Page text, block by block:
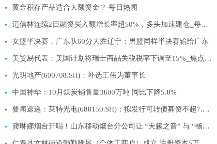
黄金积存产品适合大额资金？ 每日热闻
迈信林连续2日融资买入额增长率超50%，多头加速建仓_每日快播
女篮半决赛，广东队60分大胜辽宁；男篮同样半决赛输给广东
美贸易代表：美国计划将瑞士商品关税税率下调至15%_焦点讯息
光明地产(600708.SH)：补选王伟为董事长
中国神华：10月煤炭销售量3600万吨 同比下降5.8%
要闻速递：莱特光电(688150.SH)：拟发行可转债募资不超7.66亿元 用于蒲城莱特生产车间数智化升级改造项目等
龚琳娜烟台开唱！山东移动烟台分公司让 “天籁之音” 与 “畅通网络” 双向奔赴-热文